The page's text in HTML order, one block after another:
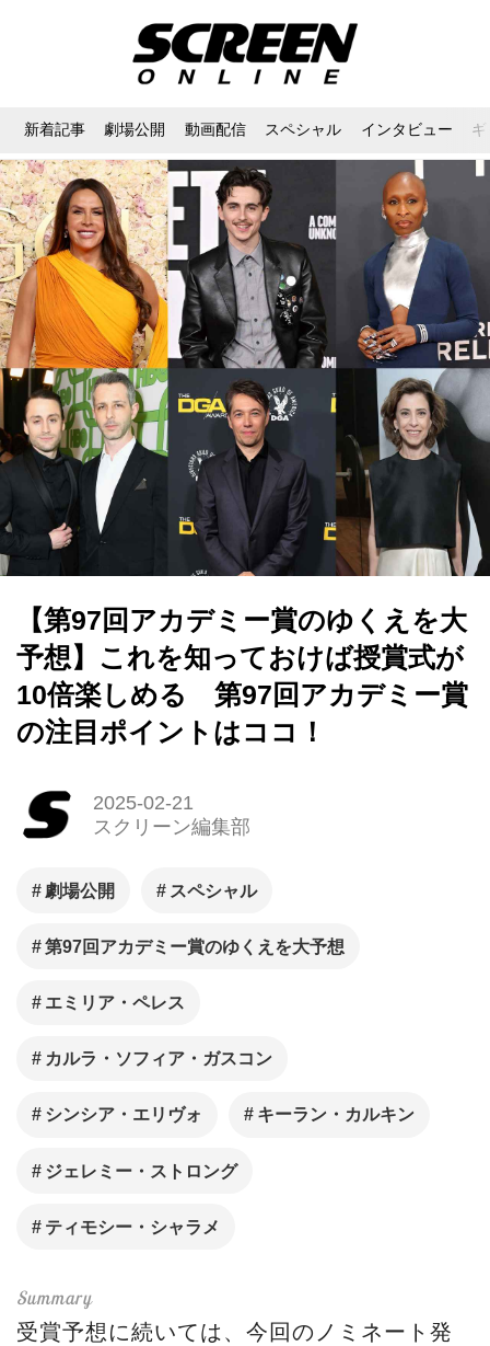
新着記事 劇場公開 動画配信 スペシャル インタビュー
【第97回アカデミー賞のゆくえを大
予想】これを知っておけば授賞式が
10倍楽しめる 第97回アカデミー賞
の注目ポイントはココ！
2025-02-21
スクリーン編集部
劇場公開 スペシャル
第97回アカデミー賞のゆくえを大予想
エミリア・ペレス
カルラ・ソフィア・ガスコン
シンシア・エリヴォ キーラン・カルキン
ジェレミー・ストロング
ティモシー・シャラメ
受賞予想に続いては、今回のノミネート発